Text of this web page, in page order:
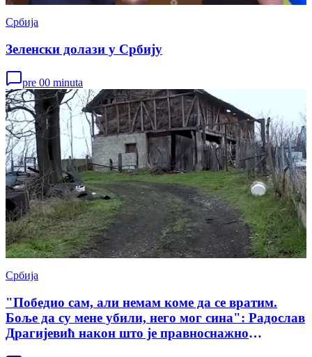
Србија
Зеленски долази у Србију
pre 00 minuta
Србија
"Победио сам, али немам коме да се вратим.
Боље да су мене убили, него мог сина": Радослав
Драгијевић након што је правноснажно